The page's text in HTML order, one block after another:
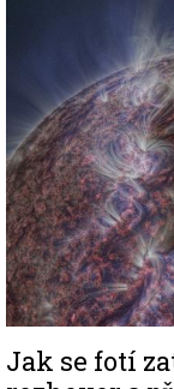
Jak se fotí